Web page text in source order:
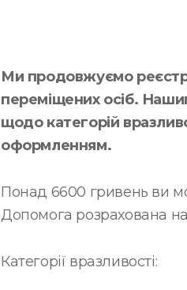
Ми продовжуємо
переміщених осіб.
щодо категорій
оформленням.
Понад 6600 гривень ви
Допомога розрахована
Категорії вразливості: